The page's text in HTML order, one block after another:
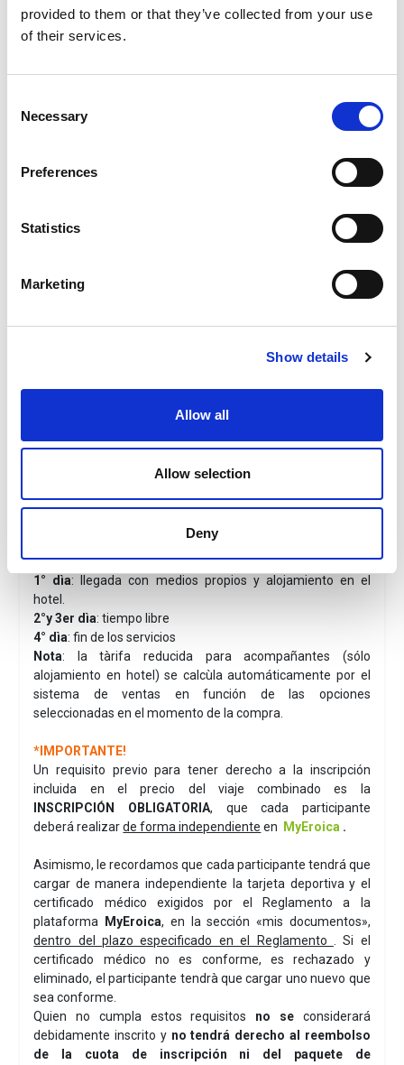
provided to them or that they’ve collected from your use
of their services.
Selection
Necessary
Preferences
Statistics
Marketing
Show details
Allow all
Allow selection
Deny
del 100% por cancelaciones realizadas con más de 21 días
de antelación a la llegada, por no show, salidas anticipadas
Il Borgo Di Vescine**** - Radda in Chianti
in Chianti, en el corazón del Chianti Classico, situado en una
colina desde donde se pueden disfrutar de paisajes
Distancia en coche desde Gaiole in Chianti hasta el hotel Il
Borgo di Vescine aproximadamente
Visualiza la
eception, bar, piscina, depósito de bicicletas,
estacionamiento gratuito.
almuerzo y la cena con reservaciòn.
y la cena, està ubicado a pocos minutos de Borgo di
Informaciones ùtiles del hotel
Check-in: desde las 02.00 pm a las 06:00 pm
Impuestos de estadìa: no incluìdos, pago directamente en
el hotel al momento del check-in.
Paquete iscripciòn + estadìa Il Borgo di Vescine
1° dìa: llegada con medios propios y alojamiento en el
hotel.
2°y 3er dìa: tiempo libre
4° dìa: fin de los servicios
Nota: la tàrifa reducida para acompañantes (sólo
alojamiento en hotel) se calcùla automáticamente por el
sistema de ventas en función de las opciones
seleccionadas en el momento de la compra.
*IMPORTANTE!
Un requisito previo para tener derecho a la inscripción
incluida en el precio del viaje combinado es la
INSCRIPCIÓN OBLIGATORIA, que cada participante
deberá realizarde forma independiente en MyEroica .
Asimismo, le recordamos que cada participante tendrá que
cargar de manera independiente la tarjeta deportiva y el
certificado médico exigidos por el Reglamento a la
plataforma
MyEroica, en la sección «mis documentos»,
dentro del plazo especificado en el Reglamento . Si el
certificado médico no es conforme, es rechazado y
eliminado, el participante tendrà que cargar uno nuevo que
sea conforme.
Quien no cumpla estos requisitos no seconsiderará
debidamente inscrito y no tendrá derecho al reembolso
de la cuota de inscripción ni del paquete de